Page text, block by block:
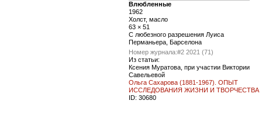
Влюбленные
1962
Холст, масло
63 × 51
С любезного разрешения Луиса
Перманьера, Барселона
Номер журнала:#2 2021 (71)
Из статьи:
Ксения Муратова, при участии Виктории
Савельевой
Ольга Сахарова (1881-1967). ОПЫТ
ИССЛЕДОВАНИЯ ЖИЗНИ И ТВОРЧЕСТВА
ID: 30680